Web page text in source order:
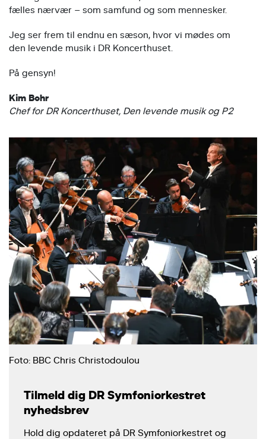
fælles nærvær – som samfund og som mennesker.
Jeg ser frem til endnu en sæson, hvor vi mødes om
den levende musik i DR Koncerthuset.
På gensyn!
Kim Bohr
Chef for DR Koncerthuset, Den levende musik og P2
Foto: BBC Chris Christodoulou
Tilmeld dig DR Symfoniorkestret
nyhedsbrev
Hold dig opdateret på DR Symfoniorkestret og